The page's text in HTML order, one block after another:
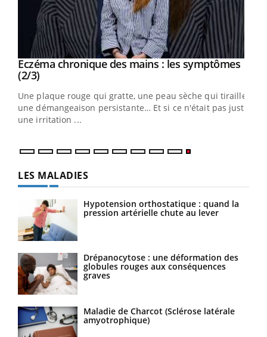
Youtube
Eczéma chronique des mains : les symptômes
(2/3)Youtube
Une plaque rouge qui gratte, une peau sèche qui tiraille,
une démangeaison persistante… Et si ce n'était pas juste
une irritation ...
LES MALADIES
Hypotension orthostatique : quand la
pression artérielle chute au lever
Drépanocytose : une déformation des
globules rouges aux conséquences
graves
Maladie de Charcot (Sclérose latérale
amyotrophique)